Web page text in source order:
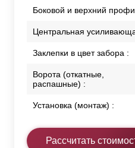
Боковой и верхний
Центральная
Заклепки в цвет забора :
Ворота (откатные,
распашные) :
Установка (монтаж) :
Рассчитать